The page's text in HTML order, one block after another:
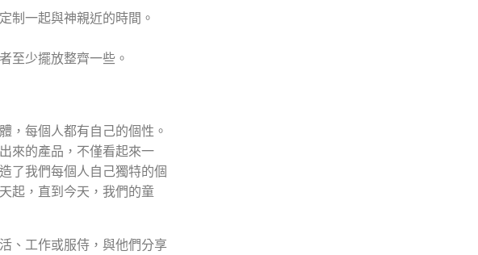
制一起與神親近的時間。
至少擺放整齊一些。
，每個人都有自己的個性。
來的產品，不僅看起來一
了我們每個人自己獨特的個
起，直到今天，我們的童
、工作或服侍，與他們分享